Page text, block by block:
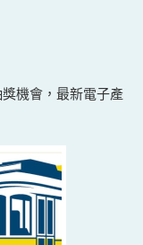
機會，最新電子產